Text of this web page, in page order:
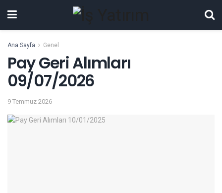
Ana Sayfa Genel
Pay Geri Alımları
09/07/2026
9 Temmuz 2026